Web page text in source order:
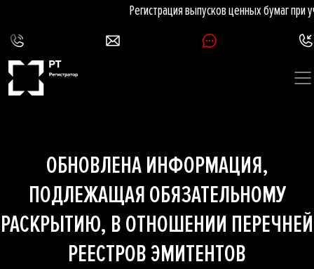
Регистрация выпусков ценных бумаг при
ОБНОВЛЕНА ИНФОРМАЦИЯ,
ПОДЛЕЖАЩАЯ ОБЯЗАТЕЛЬНОМУ
РАСКРЫТИЮ, В ОТНОШЕНИИ ПЕРЕЧНЕЙ
РЕЕСТРОВ ЭМИТЕНТОВ